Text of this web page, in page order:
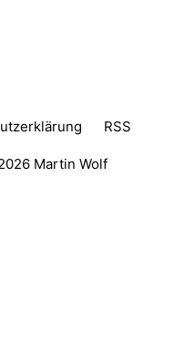
RSS
Martin Wolf